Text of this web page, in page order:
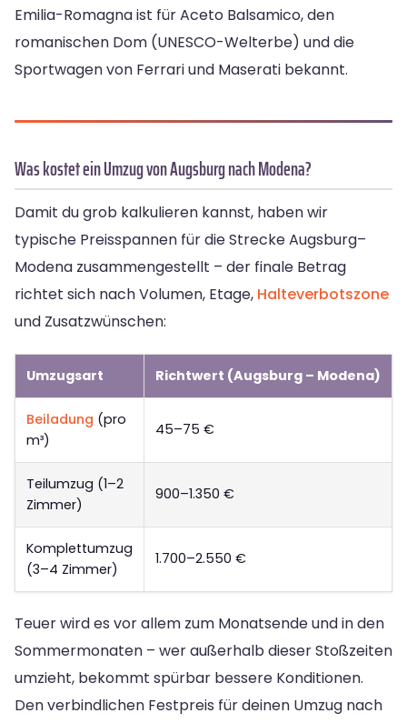
Emilia-Romagna ist für Aceto Balsamico, den
romanischen Dom (UNESCO-Welterbe) und die
Sportwagen von Ferrari und Maserati bekannt.
Was kostet ein Umzug von Augsburg nach Modena?
Damit du grob kalkulieren kannst, haben wir
typische Preisspannen für die Strecke Augsburg–
Modena zusammengestellt – der finale Betrag
richtet sich nach Volumen, Etage, Halteverbotszone
und Zusatzwünschen:
Umzugsart Richtwert (Augsburg – Modena)
Beiladung (pro
m³)
45–75 €
Teilumzug (1–2
Zimmer)
900–1.350 €
Komplettumzug
(3–4 Zimmer)
1.700–2.550 €
Teuer wird es vor allem zum Monatsende und in den
Sommermonaten – wer außerhalb dieser Stoßzeiten
umzieht, bekommt spürbar bessere Konditionen.
Den verbindlichen Festpreis für deinen Umzug nach